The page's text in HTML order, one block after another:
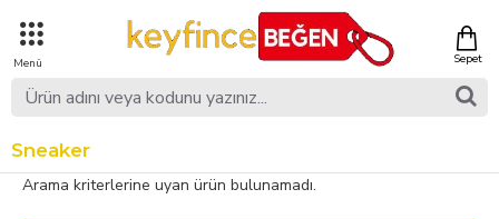
Sneaker
Arama kriterlerine uyan ürün bulunamadı.